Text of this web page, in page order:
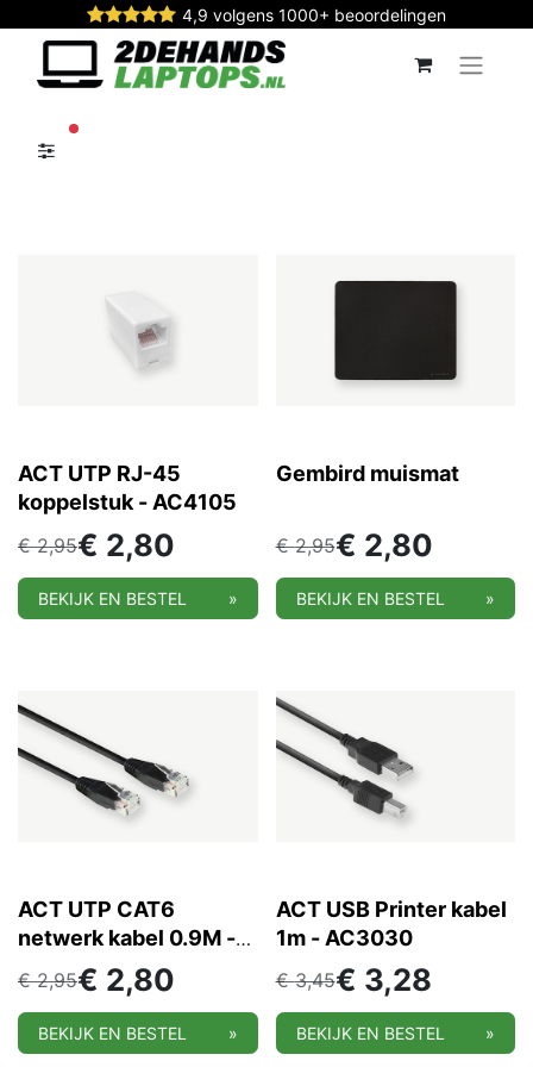
4,9 volgens 1000+ beoordelingen
actieve filters
ACT UTP RJ-45
koppelstuk - AC4105
€2,95€ 2,80
BEKIJK EN BESTEL »
Gembird muismat
€2,95€ 2,80
BEKIJK EN BESTEL »
ACT UTP CAT6
netwerk kabel 0.9M -
AC4000
€2,95€ 2,80
BEKIJK EN BESTEL »
ACT USB Printer kabel
1m - AC3030
€3,45€ 3,28
BEKIJK EN BESTEL »